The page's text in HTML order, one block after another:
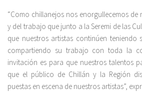
“Como chillanejos nos enorgullecemos de
y del trabajo que junto a la Seremi de las
que nuestros artistas continúen teniendo
compartiendo su trabajo con toda la
invitación es para que nuestros talentos
que el público de Chillán y la Región
puestas en escena de nuestros artistas”,